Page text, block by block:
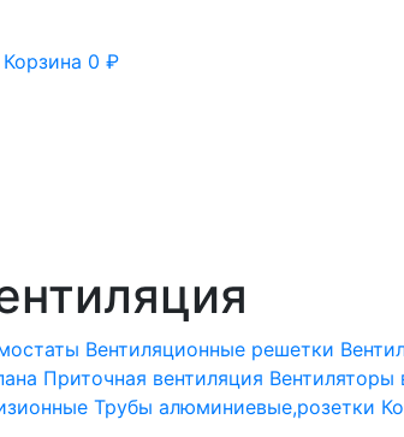
Корзина 0 ₽
Вентиляционные решетки
Приточная вентиляция
Трубы алюминиевые,розетки